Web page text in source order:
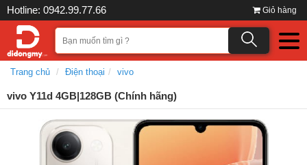
Hotline: 0942.99.77.66 Giỏ hàng
Trang chủ Điện thoại vivo
vivo Y11d 4GB|128GB (Chính hãng)